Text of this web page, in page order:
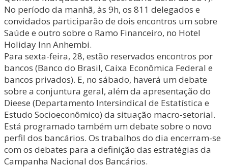
No período da manhã, às 9h, os 811 delegados e
convidados participarão de dois encontros um sobre
Saúde e outro sobre o Ramo Financeiro, no Hotel
Holiday Inn Anhembi.
Para sexta-feira, 28, estão reservados encontros por
bancos (Banco do Brasil, Caixa Econômica Federal e
bancos privados). E, no sábado, haverá um debate
sobre a conjuntura geral, além da apresentação do
Dieese (Departamento Intersindical de Estatística e
Estudo Socioeconômico) da situação macro-setorial.
Está programado também um debate sobre o novo
perfil dos bancários. Os trabalhos do dia encerram-se
com os debates para a definição das estratégias da
Campanha Nacional dos Bancários.